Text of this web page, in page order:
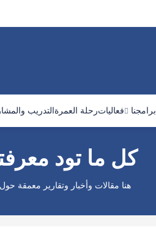
برامجنا فعالياترحلة العمرة التدريب
كل ما تود
هنا مقالات وأخبار وتقارير معمقة